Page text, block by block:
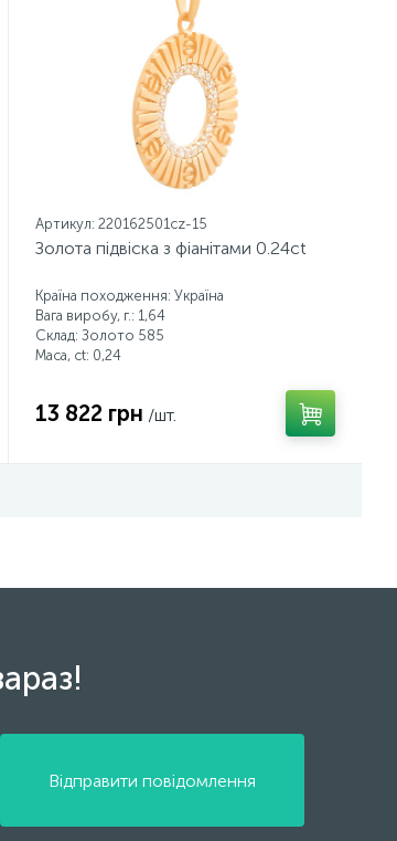
Артикул: 220162501cz-15
Золота підвіска з фіанітами 0.24ct
Країна походження: Україна
Вага виробу, г.: 1,64
Склад: Золото 585
Маса, ct: 0,24
13 822 грн /шт.
Відправити повідомлення